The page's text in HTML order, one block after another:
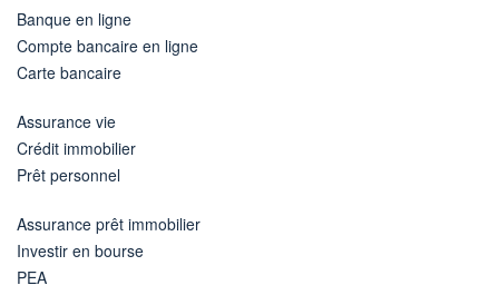
Banque en ligne
Compte bancaire en ligne
Carte bancaire
Assurance vie
Crédit immobilier
Prêt personnel
Assurance prêt immobilier
Investir en bourse
PEA